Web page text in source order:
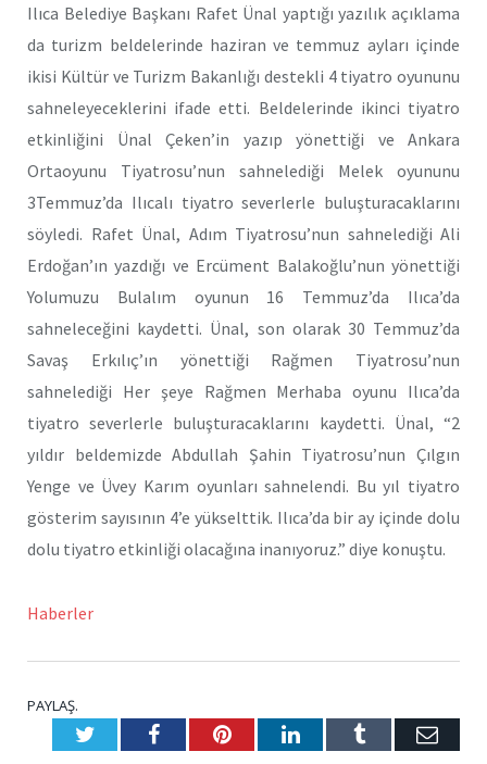
Ilıca Belediye Başkanı Rafet Ünal yaptığı yazılık açıklama
da turizm beldelerinde haziran ve temmuz ayları içinde
ikisi Kültür ve Turizm Bakanlığı destekli 4 tiyatro oyununu
sahneleyeceklerini ifade etti. Beldelerinde ikinci tiyatro
etkinliğini Ünal Çeken’in yazıp yönettiği ve Ankara
Ortaoyunu Tiyatrosu’nun sahnelediği Melek oyununu
3Temmuz’da Ilıcalı tiyatro severlerle buluşturacaklarını
söyledi. Rafet Ünal, Adım Tiyatrosu’nun sahnelediği Ali
Erdoğan’ın yazdığı ve Ercüment Balakoğlu’nun yönettiği
Yolumuzu Bulalım oyunun 16 Temmuz’da Ilıca’da
sahneleceğini kaydetti. Ünal, son olarak 30 Temmuz’da
Savaş Erkılıç’ın yönettiği Rağmen Tiyatrosu’nun
sahnelediği Her şeye Rağmen Merhaba oyunu Ilıca’da
tiyatro severlerle buluşturacaklarını kaydetti. Ünal, “2
yıldır beldemizde Abdullah Şahin Tiyatrosu’nun Çılgın
Yenge ve Üvey Karım oyunları sahnelendi. Bu yıl tiyatro
gösterim sayısının 4’e yükselttik. Ilıca’da bir ay içinde dolu
dolu tiyatro etkinliği olacağına inanıyoruz.” diye konuştu.
Haberler
PAYLAŞ.
TwitterFacebookPinterestLinkedInTumblr E-